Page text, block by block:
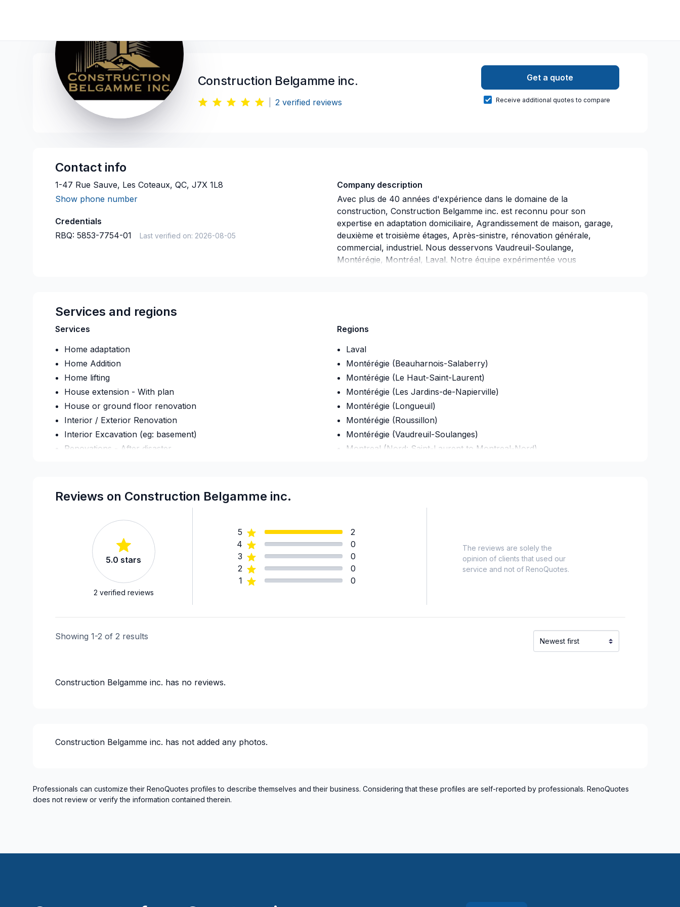
Construction Belgamme inc.
2 verified reviews
Get a quote
Receive additional quotes to compare
Contact info
1-47 Rue Sauve, Les Coteaux, QC, J7X 1L8
Show phone number
Credentials
RBQ: 5853-7754-01 Last verified on: 2026-08-05
Company description
Avec plus de 40 années d'expérience dans le domaine de la
construction, Construction Belgamme inc. est reconnu pour son
expertise en adaptation domiciliaire, Agrandissement de maison, garage,
deuxième et troisième étages, Après-sinistre, rénovation générale,
commercial, industriel. Nous desservons Vaudreuil-Soulange,
Montérégie, Montréal, Laval. Notre équipe expérimentée vous
Services and regions
Services
Home adaptation
Home Addition
Home lifting
House extension - With plan
House or ground floor renovation
Interior / Exterior Renovation
Interior Excavation (eg: basement)
Renovations - After disaster
Renovations - General
Regions
Laval
Montérégie (Beauharnois-Salaberry)
Montérégie (Le Haut-Saint-Laurent)
Montérégie (Les Jardins-de-Napierville)
Montérégie (Longueuil)
Montérégie (Roussillon)
Montérégie (Vaudreuil-Soulanges)
Montreal (Nord: Saint-Laurent to Montreal-Nord)
Reviews on Construction Belgamme inc.
5.0 stars
2 verified reviews
5
2
4
0
3
0
2
0
1
0
The reviews are solely the
opinion of clients that used our
service and not of RenoQuotes.
Showing 1-2 of 2 results
Construction Belgamme inc. has no reviews.
Construction Belgamme inc. has not added any photos.
Professionals can customize their RenoQuotes profiles to describe themselves and their business. Considering that these profiles are self-reported by professionals. RenoQuotes
does not review or verify the information contained therein.